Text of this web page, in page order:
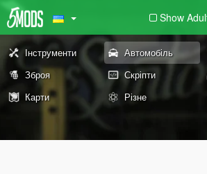
Show
Інструменти Автомобіль
Зброя
Скріпти
Карти
Різне